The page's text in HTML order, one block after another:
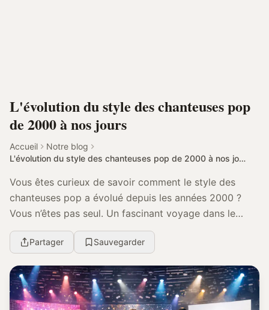
L'évolution du style des chanteuses pop
de 2000 à nos jours
Accueil
Notre blog
L'évolution du style des chanteuses pop de 2000 à nos jours
Vous êtes curieux de savoir comment le style des
chanteuses pop a évolué depuis les années 2000 ?
Vous n’êtes pas seul. Un fascinant voyage dans le
temps nous attend, où nous allons découvrir les tend...
Partager Sauvegarder